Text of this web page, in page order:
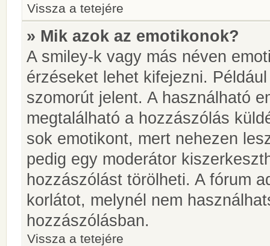
Vissza a tetejére
» Mik azok az emotikonok?
A smiley-k vagy más néven
érzéseket lehet kifejezni.
szomorút jelent. A használható
megtalálható a hozzászólás
sok emotikont, mert nehezen
pedig egy moderátor
hozzászólást törölheti. A fórum
korlátot, melynél nem
hozzászólásban.
Vissza a tetejére